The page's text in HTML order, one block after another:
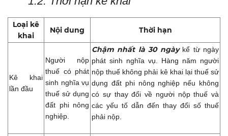
Loại kê
khai
Nội dung Thời hạn
Kê khai
lần đầu
Người nộp
thuế có phát
sinh nghĩa vụ
thuế sử dụng
đất phi nông
nghiệp.
Chậm nhất là 30 ngàykể từ ngày
phát sinh nghĩa vụ. Hàng năm người
nộp thuế không phải kê khai lại thuế sử
dụng đất phi nông nghiệp nếu không
có sự thay đổi về người nộp thuế và
các yếu tố dẫn đến thay đổi số thuế
phải nộp.